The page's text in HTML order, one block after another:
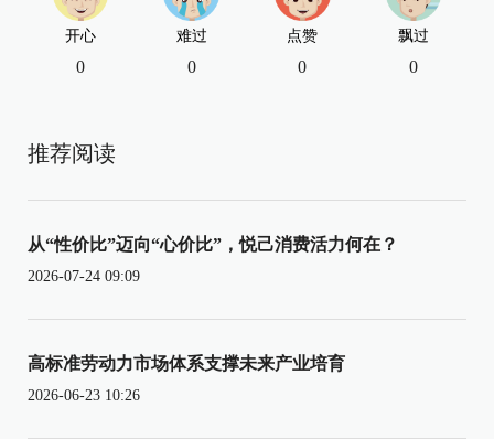
开心
0
难过
0
点赞
0
飘过
0
推荐阅读
从“性价比”迈向“心价比”，悦己消费活力何在？
2026-07-24 09:09
高标准劳动力市场体系支撑未来产业培育
2026-06-23 10:26